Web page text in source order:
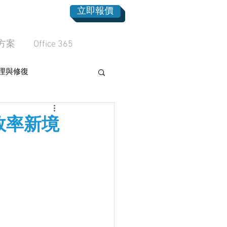
立即報價
案 Office 365
與修復
率新境